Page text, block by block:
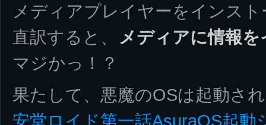
メディアプレイヤーをインス
直訳すると、
メディアに情報
マジかっ！？
果たして、悪魔のOSは起動さ
安堂ロイド第一話AsuraOS起動